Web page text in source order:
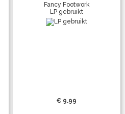
Fancy Footwork
LP gebruikt
€ 9.99